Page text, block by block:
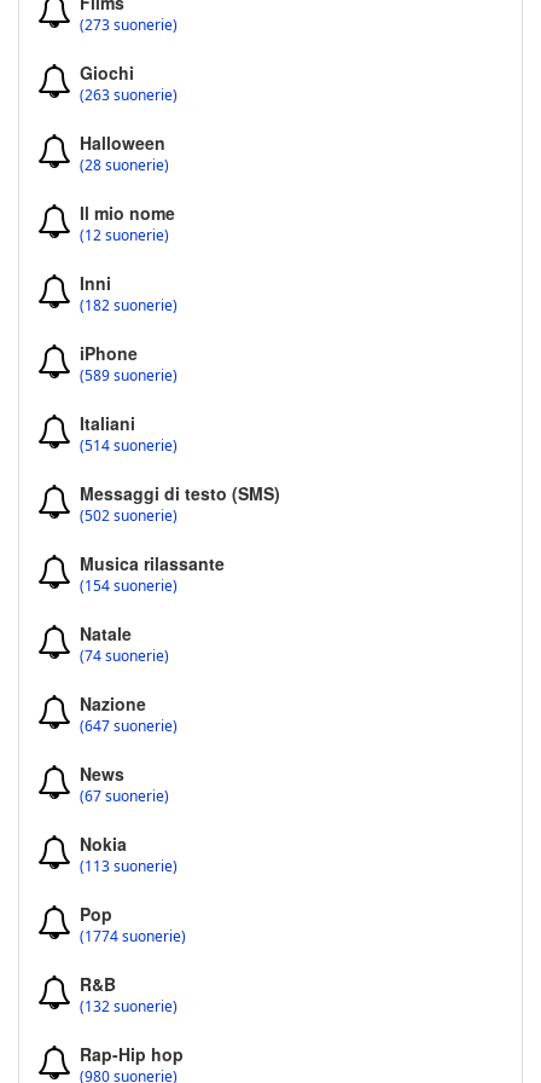
(273 suonerie)
Giochi
(263 suonerie)
Halloween
(28 suonerie)
Il mio nome
(12 suonerie)
Inni
(182 suonerie)
iPhone
(589 suonerie)
Italiani
(514 suonerie)
Messaggi di testo (SMS)
(502 suonerie)
Musica rilassante
(154 suonerie)
Natale
(74 suonerie)
Nazione
(647 suonerie)
News
(67 suonerie)
Nokia
(113 suonerie)
Pop
(1774 suonerie)
R&B
(132 suonerie)
Rap-Hip hop
(980 suonerie)